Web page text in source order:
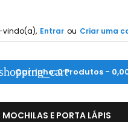
vindo(a), Entrar ou Criar uma
Carrinho:0Produtos -
MOCHILAS E PORTA LÁPIS